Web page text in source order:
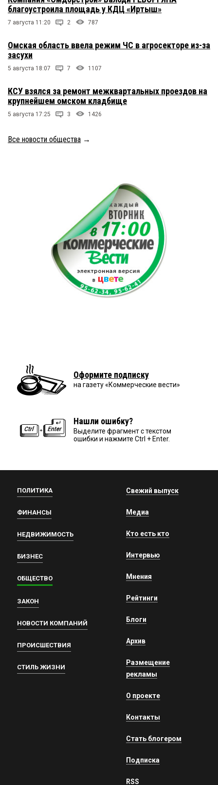
благоустроила площадь у КДЦ «Иртыш»
7 августа 11:20 2 787
Омская область ввела режим ЧС в агросекторе из-за
засухи
5 августа 18:07 7 1107
КСУ взялся за ремонт межквартальных проездов на
крупнейшем омском кладбище
5 августа 17:25 3 1426
Все новости общества →
Оформите подписку
на газету «Коммерческие вести»
Нашли ошибку?
Выделите фрагмент с текстом
ошибки и нажмите Ctrl + Enter.
ПОЛИТИКА
ФИНАНСЫ
НЕДВИЖИМОСТЬ
БИЗНЕС
ОБЩЕСТВО
ЗАКОН
НОВОСТИ КОМПАНИЙ
ПРОИСШЕСТВИЯ
СТИЛЬ ЖИЗНИ
Свежий выпуск
Медиа
Кто есть кто
Интервью
Мнения
Рейтинги
Блоги
Архив
Размещение
рекламы
О проекте
Контакты
Стать блогером
Подписка
RSS